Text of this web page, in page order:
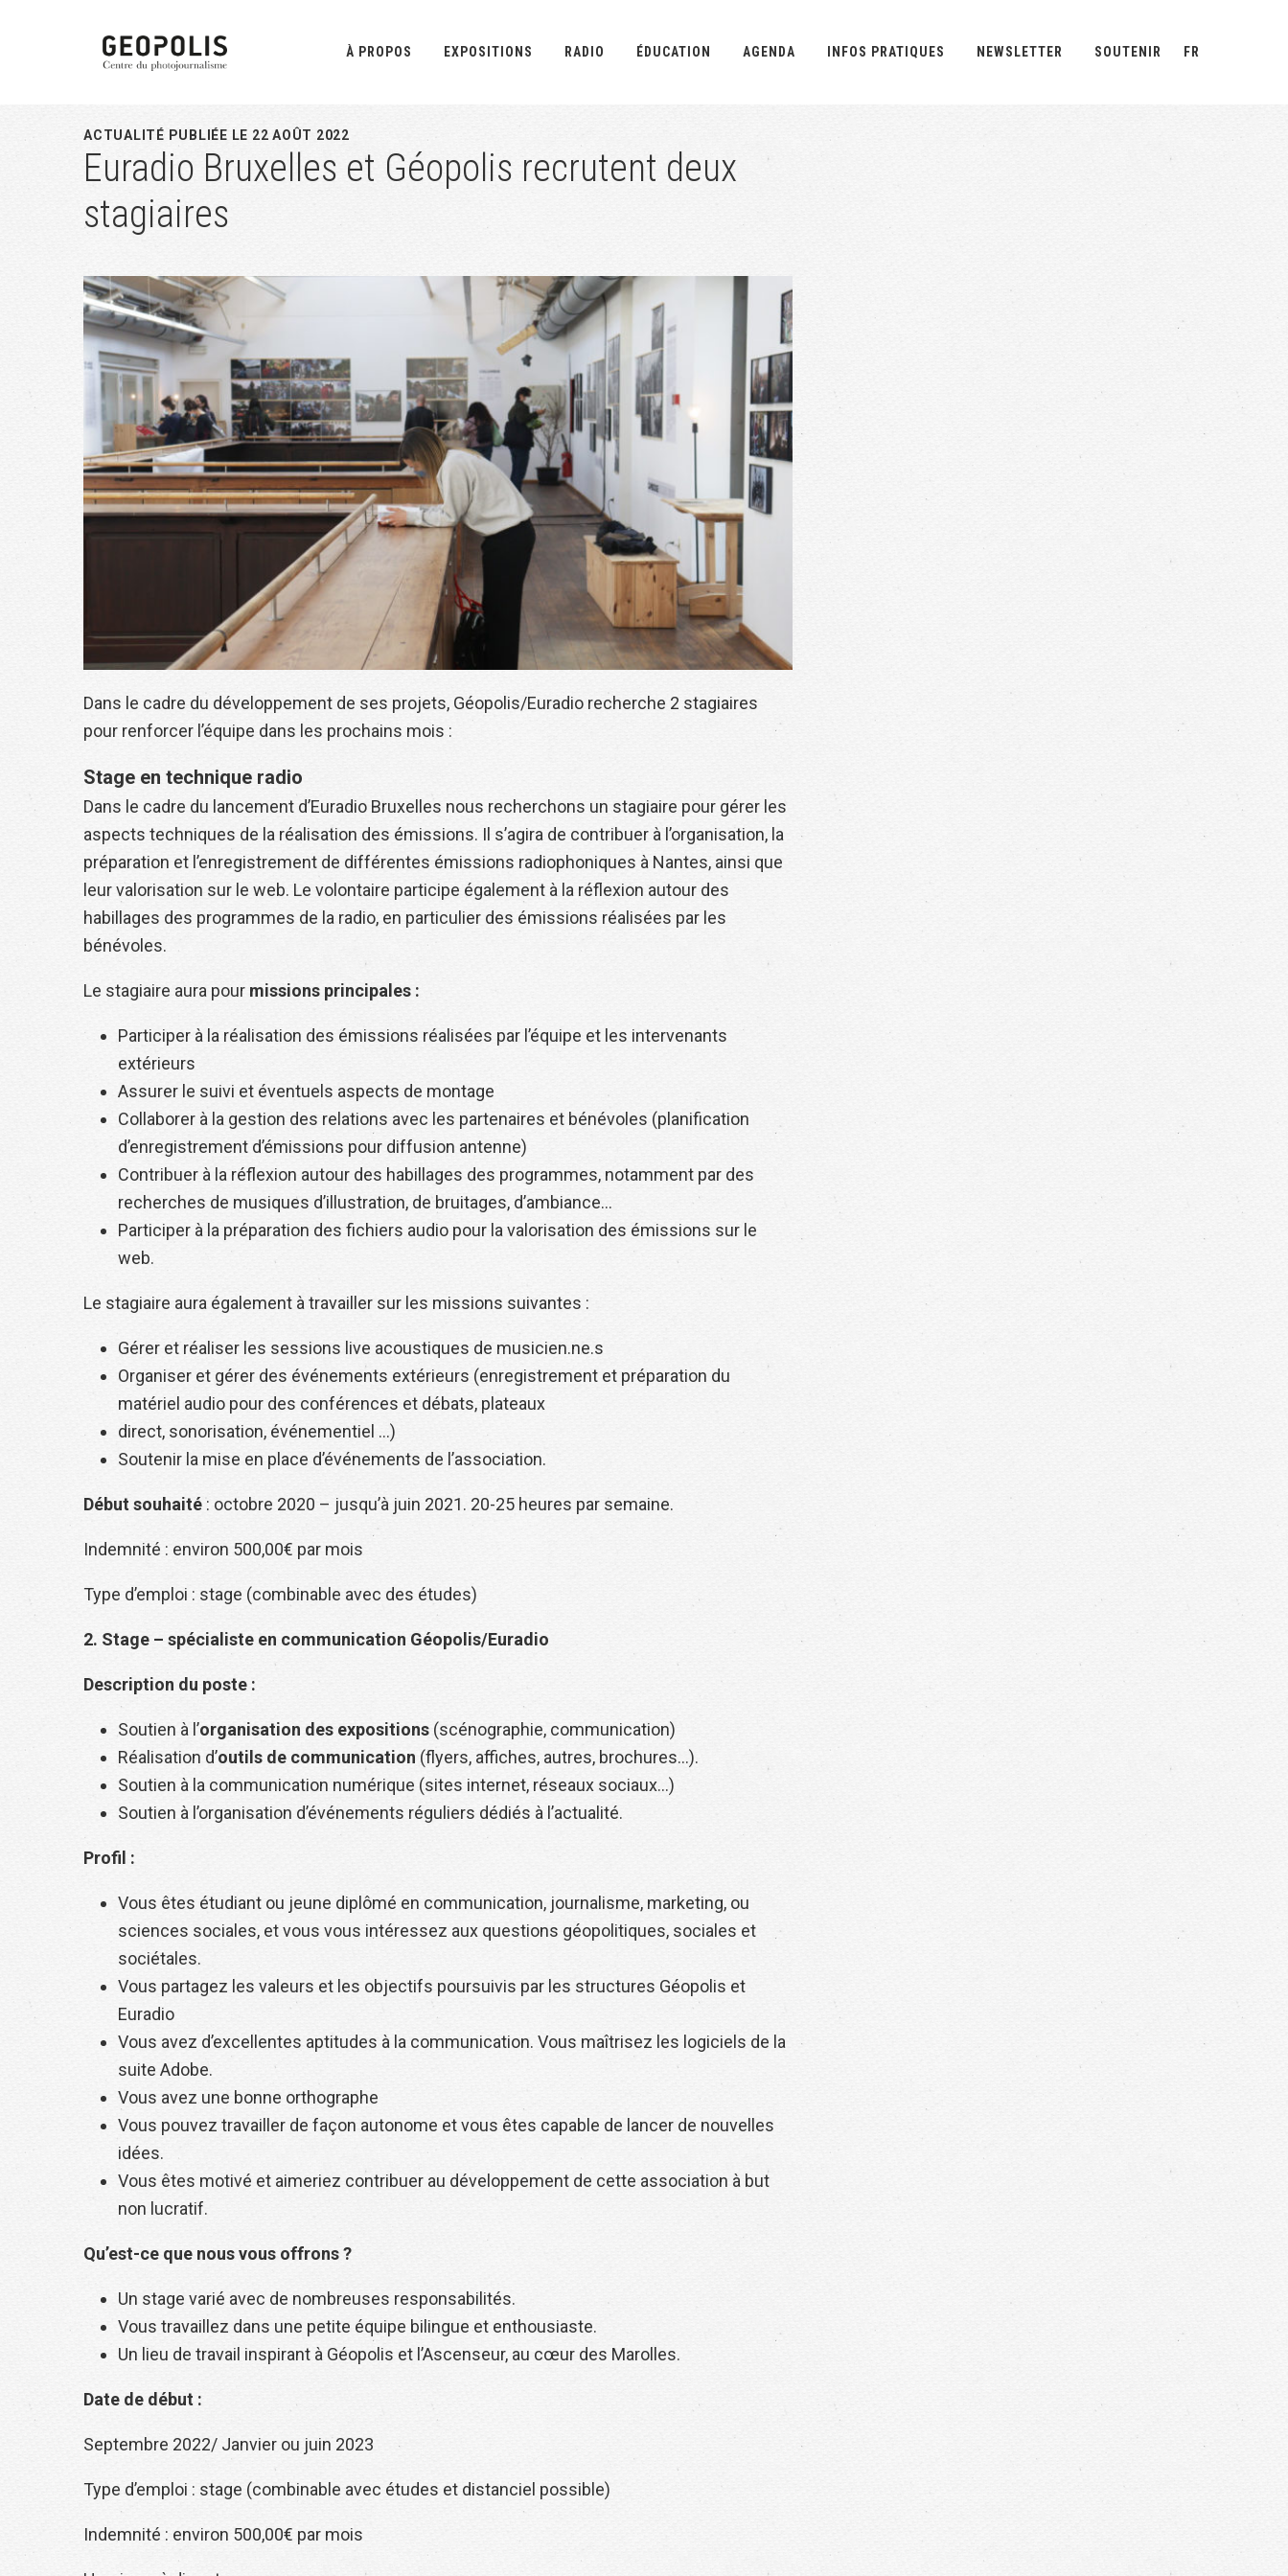
principale
latérale
À PROPOS EXPOSITIONS RADIO ÉDUCATION AGENDA INFOS PRATIQUES NEWSLETTER SOUTENIR FR
ACTUALITÉ PUBLIÉE LE 22 AOÛT 2022
Euradio Bruxelles et Géopolis recrutent deux
stagiaires
Dans le cadre du développement de ses projets, Géopolis/Euradio recherche 2 stagiaires
pour renforcer l’équipe dans les prochains mois :
Stage en technique radio
Dans le cadre du lancement d’Euradio Bruxelles nous recherchons un stagiaire pour gérer les
aspects techniques de la réalisation des émissions. Il s’agira de contribuer à l’organisation, la
préparation et l’enregistrement de différentes émissions radiophoniques à Nantes, ainsi que
leur valorisation sur le web. Le volontaire participe également à la réflexion autour des
habillages des programmes de la radio, en particulier des émissions réalisées par les
bénévoles.
Le stagiaire aura pour missions principales :
Participer à la réalisation des émissions réalisées par l’équipe et les intervenants
extérieurs
Assurer le suivi et éventuels aspects de montage
Collaborer à la gestion des relations avec les partenaires et bénévoles (planification
d’enregistrement d’émissions pour diffusion antenne)
Contribuer à la réflexion autour des habillages des programmes, notamment par des
recherches de musiques d’illustration, de bruitages, d’ambiance…
Participer à la préparation des fichiers audio pour la valorisation des émissions sur le
web.
Le stagiaire aura également à travailler sur les missions suivantes :
Gérer et réaliser les sessions live acoustiques de musicien.ne.s
Organiser et gérer des événements extérieurs (enregistrement et préparation du
matériel audio pour des conférences et débats, plateaux
direct, sonorisation, événementiel …)
Soutenir la mise en place d’événements de l’association.
Début souhaité: octobre 2020 – jusqu’à juin 2021. 20-25 heures par semaine.
Indemnité : environ 500,00€ par mois
Type d’emploi : stage (combinable avec des études)
2. Stage – spécialiste en communication Géopolis/Euradio
Description du poste :
Soutien à l’organisation des expositions (scénographie, communication)
Réalisation d’outils de communication (flyers, affiches, autres, brochures…).
Soutien à la communication numérique (sites internet, réseaux sociaux…)
Soutien à l’organisation d’événements réguliers dédiés à l’actualité.
Profil :
Vous êtes étudiant ou jeune diplômé en communication, journalisme, marketing, ou
sciences sociales, et vous vous intéressez aux questions géopolitiques, sociales et
sociétales.
Vous partagez les valeurs et les objectifs poursuivis par les structures Géopolis et
Euradio
Vous avez d’excellentes aptitudes à la communication. Vous maîtrisez les logiciels de la
suite Adobe.
Vous avez une bonne orthographe
Vous pouvez travailler de façon autonome et vous êtes capable de lancer de nouvelles
idées.
Vous êtes motivé et aimeriez contribuer au développement de cette association à but
non lucratif.
Qu’est-ce que nous vous offrons ?
Un stage varié avec de nombreuses responsabilités.
Vous travaillez dans une petite équipe bilingue et enthousiaste.
Un lieu de travail inspirant à Géopolis et l’Ascenseur, au cœur des Marolles.
Date de début :
Septembre 2022/ Janvier ou juin 2023
Type d’emploi : stage (combinable avec études et distanciel possible)
Indemnité : environ 500,00€ par mois